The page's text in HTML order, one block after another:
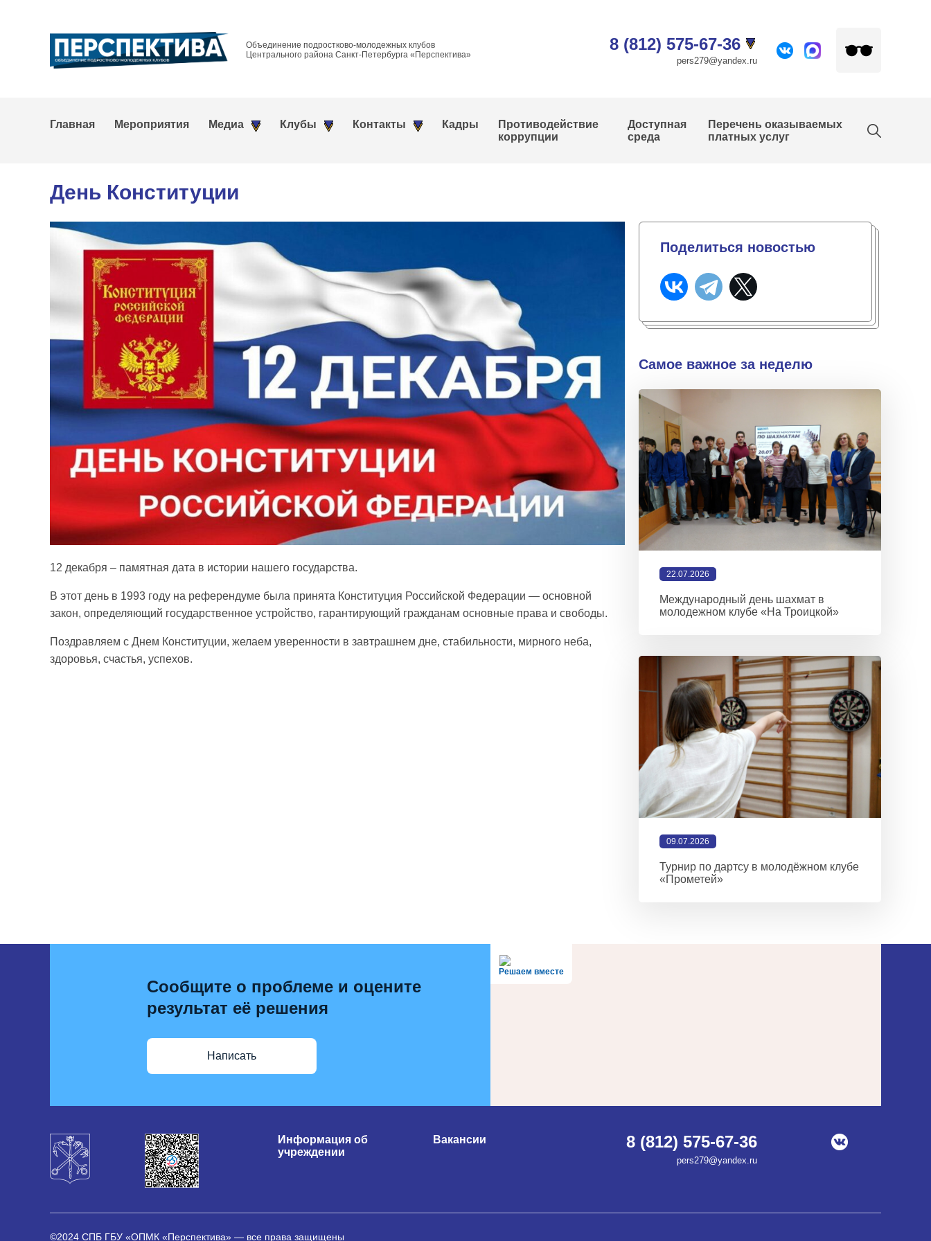
Объединение подростково-молодежных клубов
Центрального района Санкт-Петербурга «Перспектива»
8 (812) 575-67-36
pers279@yandex.ru
Главная Мероприятия Медиа Клубы Контакты Кадры
Противодействие
коррупции
Доступная
среда
Перечень оказываемых
платных услуг
День Конституции
12 декабря – памятная дата в истории нашего государства.
В этот день в 1993 году на референдуме была принята Конституция Российской Федерации — основной
закон, определяющий государственное устройство, гарантирующий гражданам основные права и свободы.
Поздравляем с Днем Конституции, желаем уверенности в завтрашнем дне, стабильности, мирного неба,
здоровья, счастья, успехов.
Поделиться новостью
Самое важное за неделю
22.07.2026
Международный день шахмат в
молодежном клубе «На Троицкой»
09.07.2026
Турнир по дартсу в молодёжном клубе
«Прометей»
Решаем вместе
Сообщите о проблеме и оцените
результат её решения
Написать
Информация об
учреждении
Вакансии 8 (812) 575-67-36
pers279@yandex.ru
©2024 СПБ ГБУ «ОПМК «Перспектива» — все права защищены